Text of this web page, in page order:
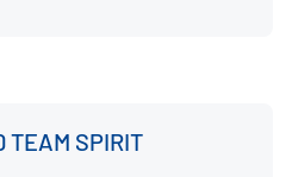
TEAM SPIRIT